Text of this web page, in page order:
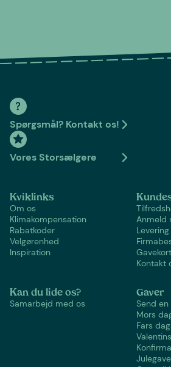
Spørgsmål? Kontakt os!
Vores Storsælgere
Kviklinks
Om os
Klimakompensation
Rabatkoder
Velgørenhed
Inspiration
Anmeld
Levering
Gavekort
Kontakt
Kan du lide os?
Samarbejd med os
Gaver
Send en
Mors
Fars